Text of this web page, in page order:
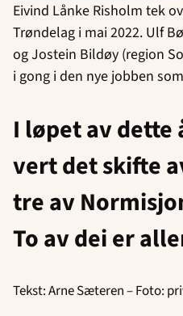
Eivind Lånke Risholm tek
Trøndelag i mai 2022. Ulf
og Jostein Bildøy (region
i gong i den nye jobben
I løpet av dette
vert det skifte
tre av
To av dei er
Tekst: Arne Sæteren – Foto: